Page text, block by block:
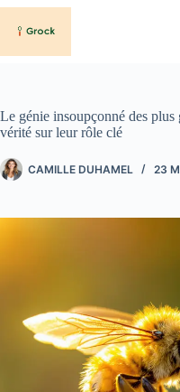
Passer
contenu
Le génie insoupçonné des plus
vérité sur leur rôle clé
CAMILLE DUHAMEL 23